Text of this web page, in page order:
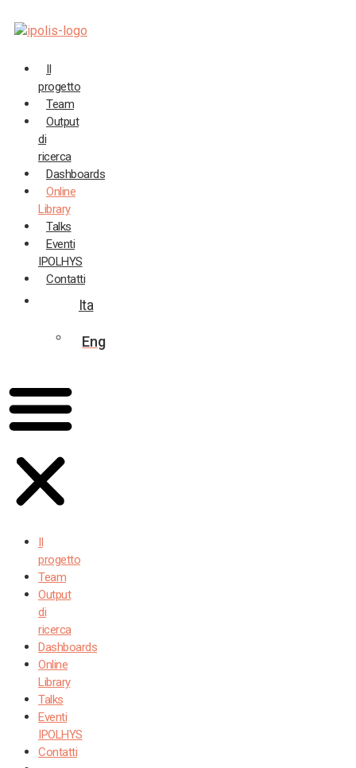
al
Il
progetto
Team
Output
di
ricerca
Dashboards
Online
Library
Talks
Eventi
IPOLHYS
Contatti
Ita
Eng
Il
progetto
Team
Output
di
ricerca
Dashboards
Online
Library
Talks
Eventi
IPOLHYS
Contatti